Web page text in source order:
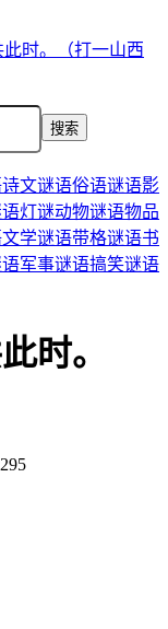
时。（打一山西
搜索
诗文谜语俗语谜语影
灯谜动物谜语物品
文学谜语带格谜语书
军事谜语搞笑谜语
时。